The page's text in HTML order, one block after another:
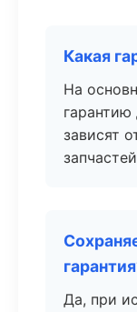
Какая
На
зависят
Да, при